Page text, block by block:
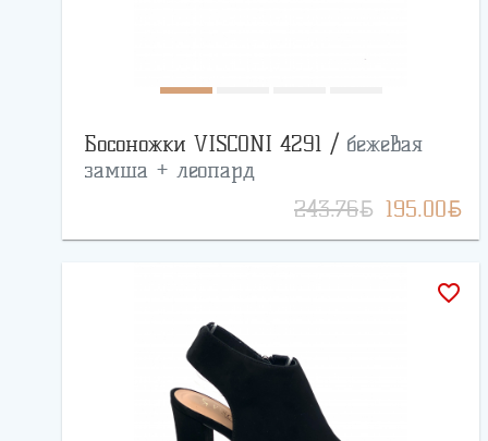
Босоножки VISCONI 4291 / бежевая
замша + леопард
243.76BYN 195.00BYN
favorite_border